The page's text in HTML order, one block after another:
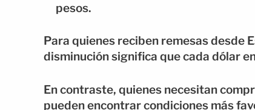
pesos.
Para quienes reciben remesas desde
disminución significa que cada dólar
En contraste, quienes necesitan
pueden encontrar condiciones más